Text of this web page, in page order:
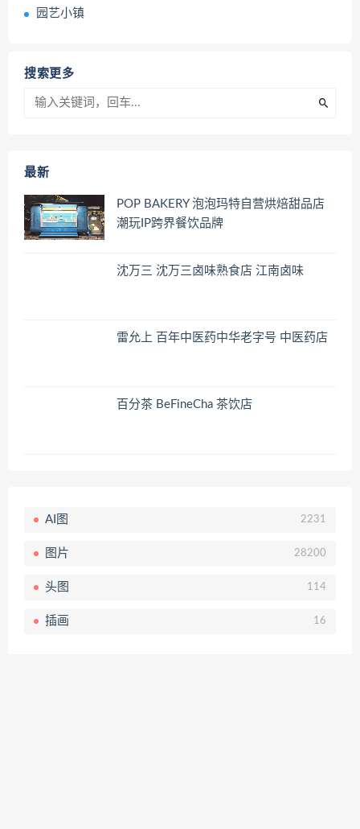
园艺小镇
搜索更多
最新
POP BAKERY 泡泡玛特自营烘焙甜品店
潮玩IP跨界餐饮品牌
沈万三 沈万三卤味熟食店 江南卤味
雷允上 百年中医药中华老字号 中医药店
百分茶 BeFineCha 茶饮店
AI图 2231
图片 28200
头图 114
插画 16